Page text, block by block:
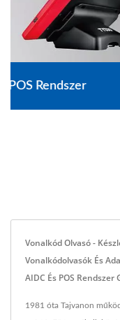
15,6"
Vonalkód Olvasó -
Vonalkódolvasók És
AIDC És POS Rendszer
1981 óta Tajvanon